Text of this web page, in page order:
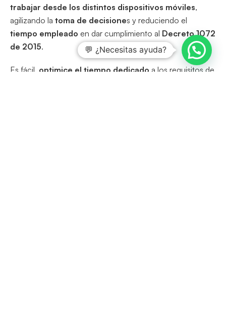
trabajar desde los distintos dispositivos móviles,
agilizando la toma de decisiones y reduciendo el
tiempo empleado en dar cumplimiento al Decreto 1072
de 2015.
Es fácil, optimice el tiempo dedicado a los requisitos de
💬 ¿Necesitas ayuda?